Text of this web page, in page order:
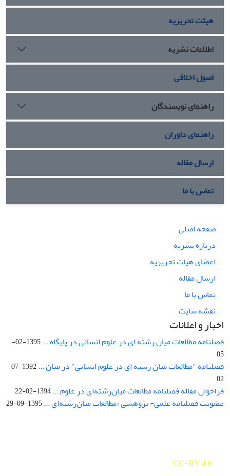
هیئت تحریریه
اطلاعات نشریه
اصول اخلاقی
راهنمای نویسندگان
راهنمای داوران
ارسال مقاله
تماس با ما
صفحه اصلی
درباره نشریه
اعضای هیات تحریریه
ارسال مقاله
تماس با ما
نقشه سایت
اخبار و اعلانات
فصلنامه مطالعات میان رشته ای در علوم انسانی در پایگاه ...
1395-02-
05
فصلنامه "مطالعات میان رشته ای در علوم انسانی" در میان ...
1392-07-
02
فراخوان مقاله فصلنامه مطالعات میان‌رشته‌ای در علوم ...1394-02-22
عضویت فصلنامه علمی- پژوهشی «مطالعات میان‌رشته‌ای ...1395-09-29
CC-BY 4.0